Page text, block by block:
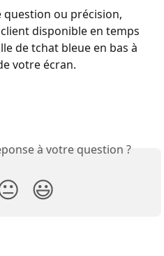
ou précision,
disponible en temps
de tchat bleue en bas à
votre écran.
à votre question ?
😃